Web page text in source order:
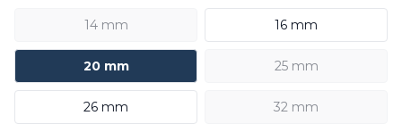
14 mm 16 mm
20 mm 25 mm
26 mm 32 mm